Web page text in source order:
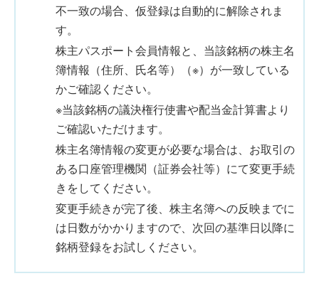
不一致の場合、仮登録は自動的に解除されま
す。
株主パスポート会員情報と、当該銘柄の株主名
簿情報（住所、氏名等）（※）が一致している
かご確認ください。
※当該銘柄の議決権行使書や配当金計算書より
ご確認いただけます。
株主名簿情報の変更が必要な場合は、お取引の
ある口座管理機関（証券会社等）にて変更手続
きをしてください。
変更手続きが完了後、株主名簿への反映までに
は日数がかかりますので、次回の基準日以降に
銘柄登録をお試しください。